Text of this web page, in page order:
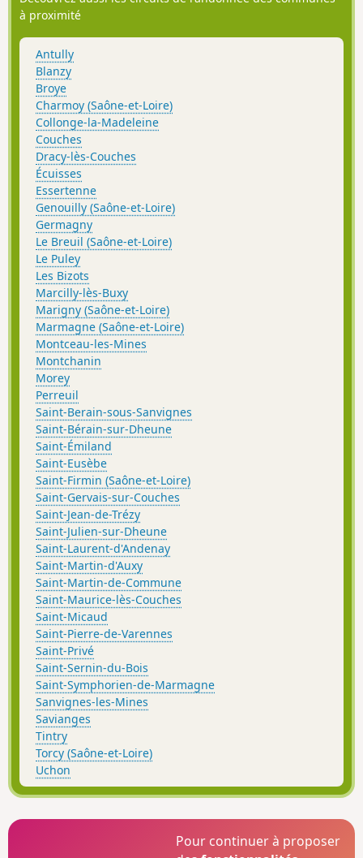
à proximité
Antully
Blanzy
Broye
Charmoy (Saône-et-Loire)
Collonge-la-Madeleine
Couches
Dracy-lès-Couches
Écuisses
Essertenne
Genouilly (Saône-et-Loire)
Germagny
Le Breuil (Saône-et-Loire)
Le Puley
Les Bizots
Marcilly-lès-Buxy
Marigny (Saône-et-Loire)
Marmagne (Saône-et-Loire)
Montceau-les-Mines
Montchanin
Morey
Perreuil
Saint-Berain-sous-Sanvignes
Saint-Bérain-sur-Dheune
Saint-Émiland
Saint-Eusèbe
Saint-Firmin (Saône-et-Loire)
Saint-Gervais-sur-Couches
Saint-Jean-de-Trézy
Saint-Julien-sur-Dheune
Saint-Laurent-d'Andenay
Saint-Martin-d'Auxy
Saint-Martin-de-Commune
Saint-Maurice-lès-Couches
Saint-Micaud
Saint-Pierre-de-Varennes
Saint-Privé
Saint-Sernin-du-Bois
Saint-Symphorien-de-Marmagne
Sanvignes-les-Mines
Savianges
Tintry
Torcy (Saône-et-Loire)
Uchon
Pour continuer à proposer